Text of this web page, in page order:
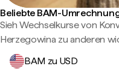
Beliebte BAM-
Sieh Wechselkurse von
Herzegowina zu anderen
BAM zu USD